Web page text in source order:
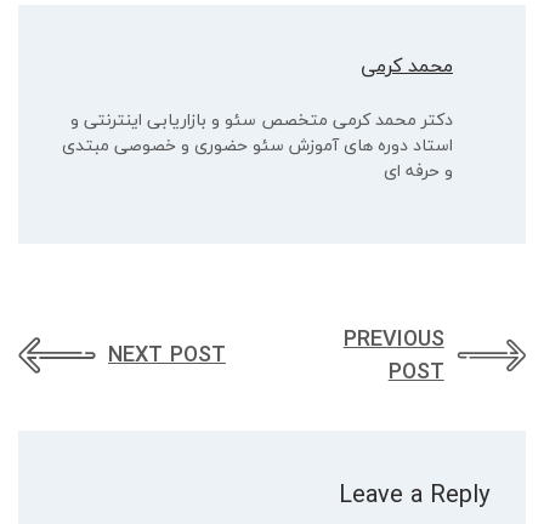
محمد کرمی
دکتر محمد کرمی متخصص سئو و بازاریابی اینترنتی و
استاد دوره های آموزش سئو حضوری و خصوصی مبتدی
و حرفه ای
PREVIOUS
POST
NEXT POST
Leave a Reply